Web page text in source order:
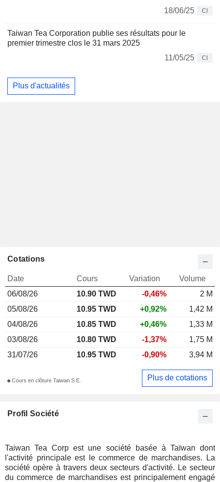
18/06/25 CI
Taiwan Tea Corporation publie ses résultats pour le
premier trimestre clos le 31 mars 2025
11/05/25
CI
Plus d'actualités
Profil Société
Taiwan Tea Corp est une société basée à Taïwan dont
l'activité principale est le commerce de marchandises. La
société opère à travers deux secteurs d'activité. Le secteur
du commerce de marchandises est principalement engagé
Cotations
Date Cours Variation
Volume
06/08/26
10.90 TWD -0,46%
2 M
05/08/26
10.95 TWD +0,92%
1,42 M
04/08/26
10.85 TWD +0,46%
1,33 M
03/08/26
10.80 TWD -1,37%
1,75 M
31/07/26
10.95 TWD -0,90% 3,94 M
Cours en clôture Taiwan S.E. Plus de cotations